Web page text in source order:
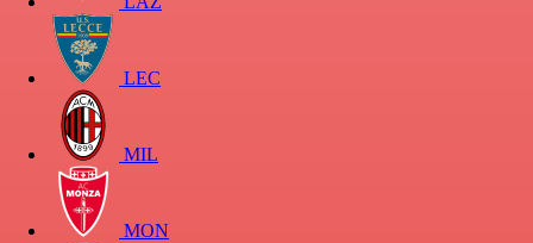
LEC
MIL
MON